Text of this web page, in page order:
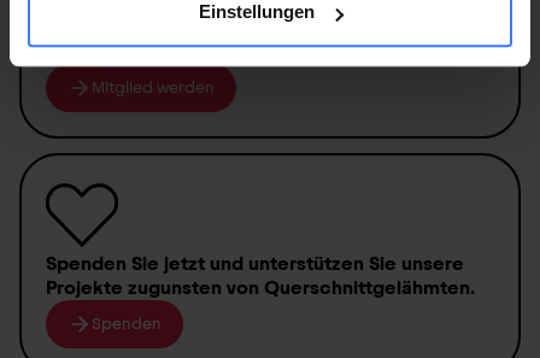
Einstellungen
und erhalten Sie im
Ernstfall250 000 Franken.
Mitglied werden
Spenden Sie jetzt und unterstützen Sie unsere
Projekte zugunsten von Querschnittgelähmten.
Spenden